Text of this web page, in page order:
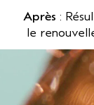
Après :
le